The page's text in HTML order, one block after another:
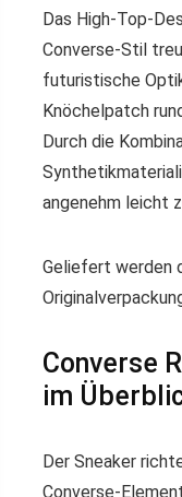
Das High-Top-
Converse-Stil
futuristische
Knöchelpatch
Durch die
angenehm leicht
Geliefert werden
Converse
im
Der Sneaker
Converse-